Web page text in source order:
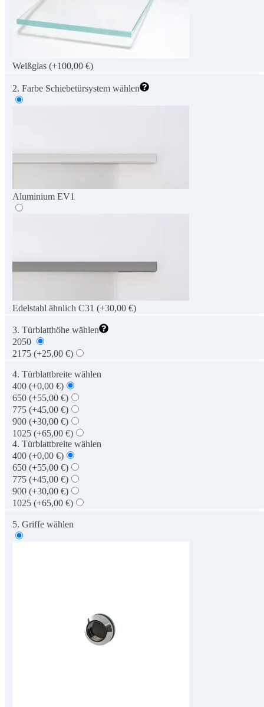
Weißglas (+100,00 €)
2. Farbe Schiebetürsystem wählen
Aluminium EV1
Edelstahl ähnlich C31 (+30,00 €)
3. Türblatthöhe wählen
2050
2175 (+25,00 €)
4. Türblattbreite wählen
400 (+0,00 €)
650 (+55,00 €)
775 (+45,00 €)
900 (+30,00 €)
1025 (+65,00 €)
4. Türblattbreite wählen
400 (+0,00 €)
650 (+55,00 €)
775 (+45,00 €)
900 (+30,00 €)
1025 (+65,00 €)
5. Griffe wählen